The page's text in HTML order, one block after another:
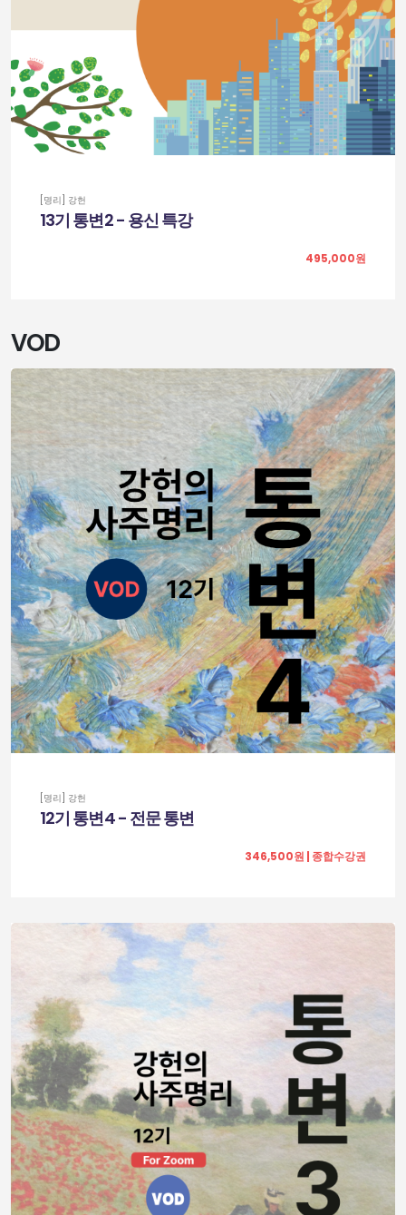
[명리] 강헌
13기 통변2 - 용신 특강
495,000원
VOD
[명리] 강헌
12기 통변4 - 전문 통변
346,500원 | 종합수강권